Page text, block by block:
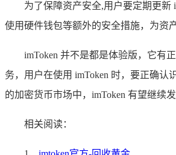
为了保障资产安全,用户要定期更
使用硬件钱包等额外的安全措施，为资
imToken 并不是都是体验版，它有
务，用户在使用 imToken 时，要正确
的加密货币市场中，imToken 有望继续
相关阅读：